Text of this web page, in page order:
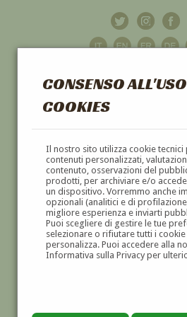
CONSENSO
COOKIES
Il nostro sito utilizza cookie tecnici
contenuti personalizzati,
contenuto, osservazioni del
prodotti, per archiviare e/o
un dispositivo. Vorremmo anche
opzionali (analitici e di
migliore esperienza e inviarti
Puoi scegliere di gestire le tue
selezionare o rifiutare tutti i
personalizza. Puoi accedere alla
Informativa sulla Privacy per
GALLERIAD'ARTE
DIPINTI E